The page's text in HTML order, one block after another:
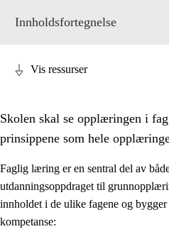
Innholdsfortegnelse
Vis ressurser
Skolen skal se opplæringen i
prinsippene som hele
Faglig læring er en sentral del av
utdanningsoppdraget til
innholdet i de ulike fagene og
kompetanse: